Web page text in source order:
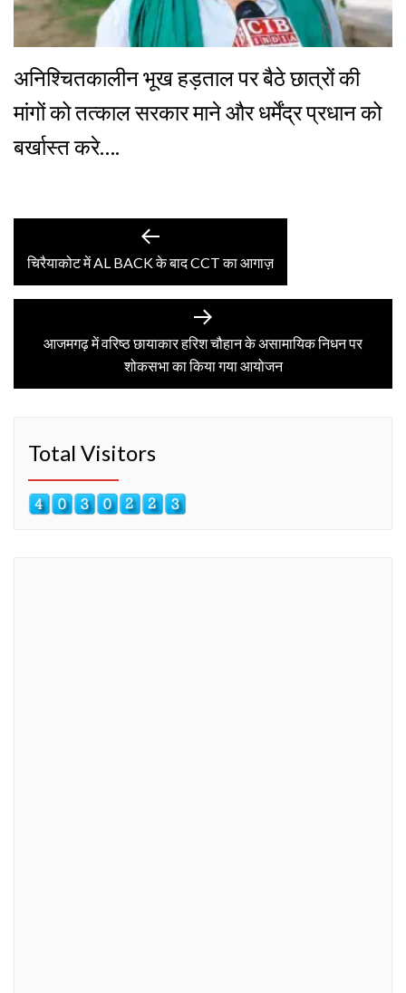
अनिश्चितकालीन भूख हड़ताल पर बैठे छात्रों की
मांगों को तत्काल सरकार माने और धर्मेंद्र प्रधान को
बर्खास्त करे….
navigation
Previous
post:
चिरैयाकोट में AL BACK के बाद CCT का आगाज़
Next
post:
आजमगढ़ में वरिष्ठ छायाकार हरिश चौहान के असामायिक निधन पर
शोकसभा का किया गया आयोजन
Total Visitors